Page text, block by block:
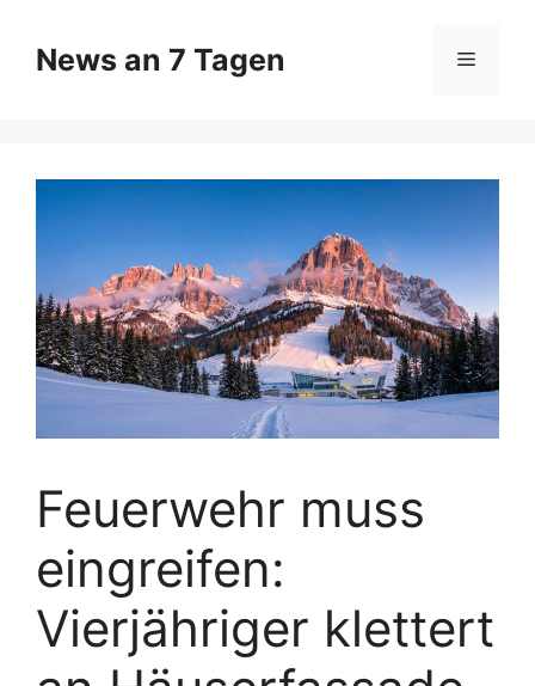
Inhalt
springen
News an 7 Tagen Menü
Feuerwehr muss
eingreifen:
Vierjähriger klettert